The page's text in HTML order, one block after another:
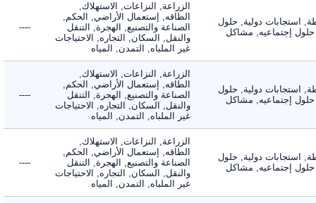
استجابات دولية, حلول
إجتماعيه, مشاكل
الزراعة, النزاعات, الاستهلاك,
الطاقه, إستعمال الأراضي, الحكم,
الصناعة والتصنيع, الهجرة, التنقل
والنقل, السكان, التجاره, الاحتياجات
غير الملباه, التمدن, المياه
----
استجابات دولية, حلول
إجتماعيه, مشاكل
الزراعة, النزاعات, الاستهلاك,
الطاقه, إستعمال الأراضي, الحكم,
الصناعة والتصنيع, الهجرة, التنقل
والنقل, السكان, التجاره, الاحتياجات
غير الملباه, التمدن, المياه
----
استجابات دولية, حلول
إجتماعيه, مشاكل
الزراعة, النزاعات, الاستهلاك,
الطاقه, إستعمال الأراضي, الحكم,
الصناعة والتصنيع, الهجرة, التنقل
والنقل, السكان, التجاره, الاحتياجات
غير الملباه, التمدن, المياه
----